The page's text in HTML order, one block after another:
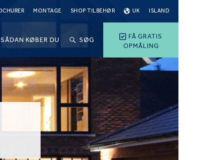
MONTAGE SHOP TILBEHØR UK ISLAND
FÅ GRATIS
OPMÅLING
SÅDAN KØBER DU SØG